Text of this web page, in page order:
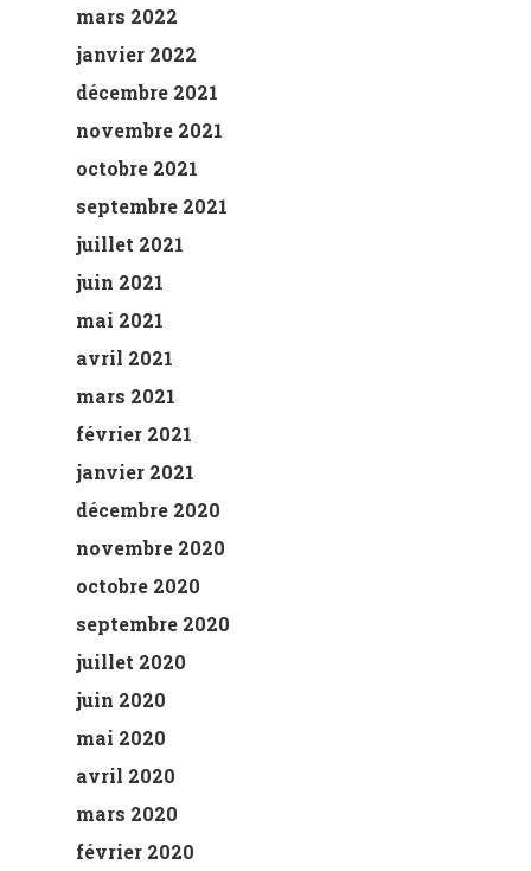
mars 2022
janvier 2022
décembre 2021
novembre 2021
octobre 2021
septembre 2021
juillet 2021
juin 2021
mai 2021
avril 2021
mars 2021
février 2021
janvier 2021
décembre 2020
novembre 2020
octobre 2020
septembre 2020
juillet 2020
juin 2020
mai 2020
avril 2020
mars 2020
février 2020